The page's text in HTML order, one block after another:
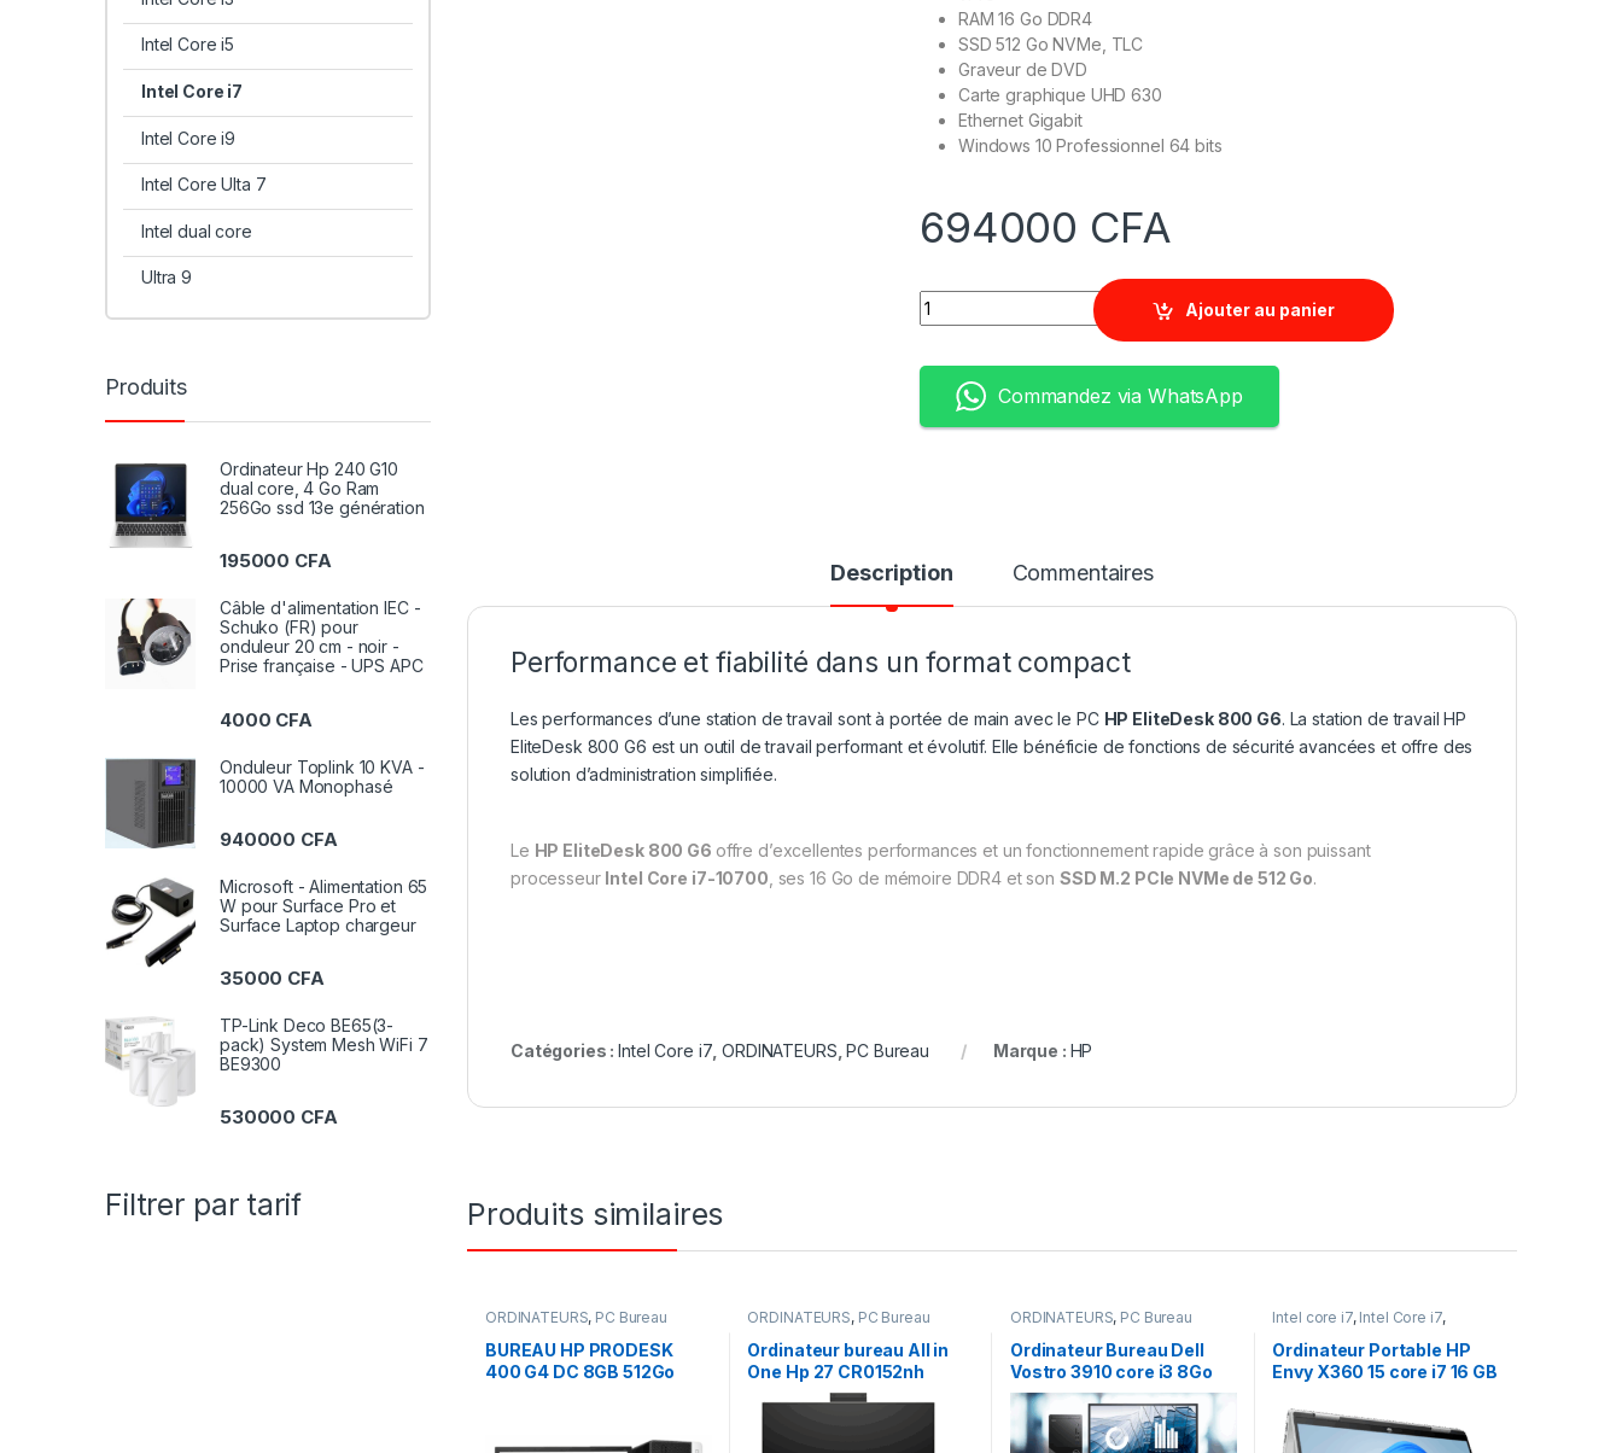
RAM 16 Go DDR4
SSD 512 GoNVMe, TLC
Graveur de DVD
Carte graphique UHD 630
Ethernet Gigabit
Windows 10 Professionnel 64 bits
694000 CFA
Quantity
Ajouter au panier
Commandez via WhatsApp
Description Commentaires
Performance et fiabilité dans un format compact
Les performances d’une station de travail sont à portée de main avec le PC HP EliteDesk 800 G6. La station de travail HP
EliteDesk 800 G6 est un outil de travail performant et évolutif. Elle bénéficie de fonctions de sécurité avancées et offre des
solution d’administration simplifiée.
Le HP EliteDesk 800 G6 offre d’excellentes performances et un fonctionnement rapide grâce à son puissant
processeur Intel Core i7-10700 , ses 16 Go de mémoire DDR4 et son SSD M.2 PCIe NVMe de 512 Go.
Catégories :Intel Core i7 ,ORDINATEURS ,PC Bureau Marque : HP
Produits similaires
ORDINATEURS, PC Bureau
BUREAU HP PRODESK
400 G4 DC 8GB 512Go
ORDINATEURS, PC Bureau
Ordinateur bureau All in
One Hp 27 CR0152nh
CR0153nh Intel Core i7
ORDINATEURS, PC Bureau
Ordinateur Bureau Dell
Vostro 3910 core i3 8Go
Ram DDR4 512 SSD écran
22 pouces Full HD
Intel core i7, Intel Core i7,
Ordinateur Portable HP
Envy X360 15 core i7 16 GB
écran tactile 15.6 pouces
Intel Core i5
Intel Core i7
Intel Core i9
Intel Core Ulta 7
Intel dual core
Ultra 9
Produits
Ordinateur Hp 240 G10
dual core, 4 Go Ram
256Go ssd 13e génération
195000 CFA
Câble d'alimentation IEC -
Schuko (FR) pour
onduleur 20 cm - noir -
Prise française - UPS APC
4000 CFA
Onduleur Toplink 10 KVA -
10000 VA Monophasé
940000 CFA
Microsoft - Alimentation 65
W pour Surface Pro et
Surface Laptop chargeur
35000 CFA
TP-Link Deco BE65(3-
pack) System Mesh WiFi 7
BE9300
530000 CFA
Filtrer par tarif